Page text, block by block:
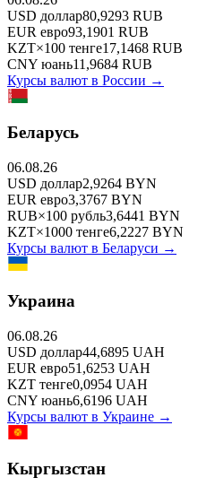
USD доллар80,9293 RUB
EUR евро93,1901 RUB
KZT×100 тенге17,1468 RUB
CNY юань11,9684 RUB
Курсы валют в России →
Беларусь
06.08.26
USD доллар2,9264 BYN
EUR евро3,3767 BYN
RUB×100 рубль3,6441 BYN
KZT×1000 тенге6,2227 BYN
Курсы валют в Беларуси →
Украина
06.08.26
USD доллар44,6895 UAH
EUR евро51,6253 UAH
KZT тенге0,0954 UAH
CNY юань6,6196 UAH
Курсы валют в Украине →
Кыргызстан